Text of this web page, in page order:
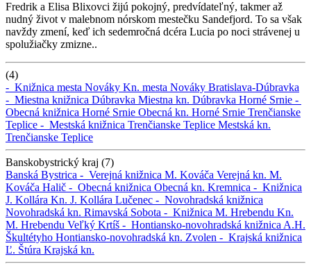
Fredrik a Elisa Blixovci žijú pokojný, predvídateľný, takmer až
nudný život v malebnom nórskom mestečku Sandefjord. To sa však
navždy zmení, keď ich sedemročná dcéra Lucia po noci strávenej u
spolužiačky zmizne..
(4)
- Knižnica mesta Nováky Kn. mesta Nováky Bratislava-Dúbravka
- Miestna knižnica Dúbravka Miestna kn. Dúbravka Horné Srnie -
Obecná knižnica Horné Srnie Obecná kn. Horné Srnie Trenčianske
Teplice - Mestská knižnica Trenčianske Teplice Mestská kn.
Trenčianske Teplice
Banskobystrický kraj (7)
Banská Bystrica - Verejná knižnica M. Kováča Verejná kn. M.
Kováča Halič - Obecná knižnica Obecná kn. Kremnica - Knižnica
J. Kollára Kn. J. Kollára Lučenec - Novohradská knižnica
Novohradská kn. Rimavská Sobota - Knižnica M. Hrebendu Kn.
M. Hrebendu Veľký Krtíš - Hontiansko-novohradská knižnica A.H.
Škultétyho Hontiansko-novohradská kn. Zvolen - Krajská knižnica
Ľ. Štúra Krajská kn.